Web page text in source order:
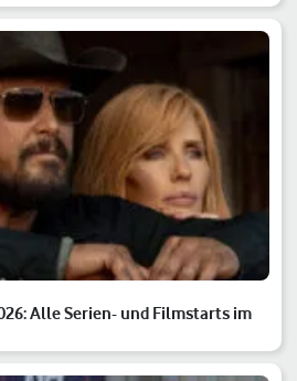
Alle Serien- und Filmstarts im